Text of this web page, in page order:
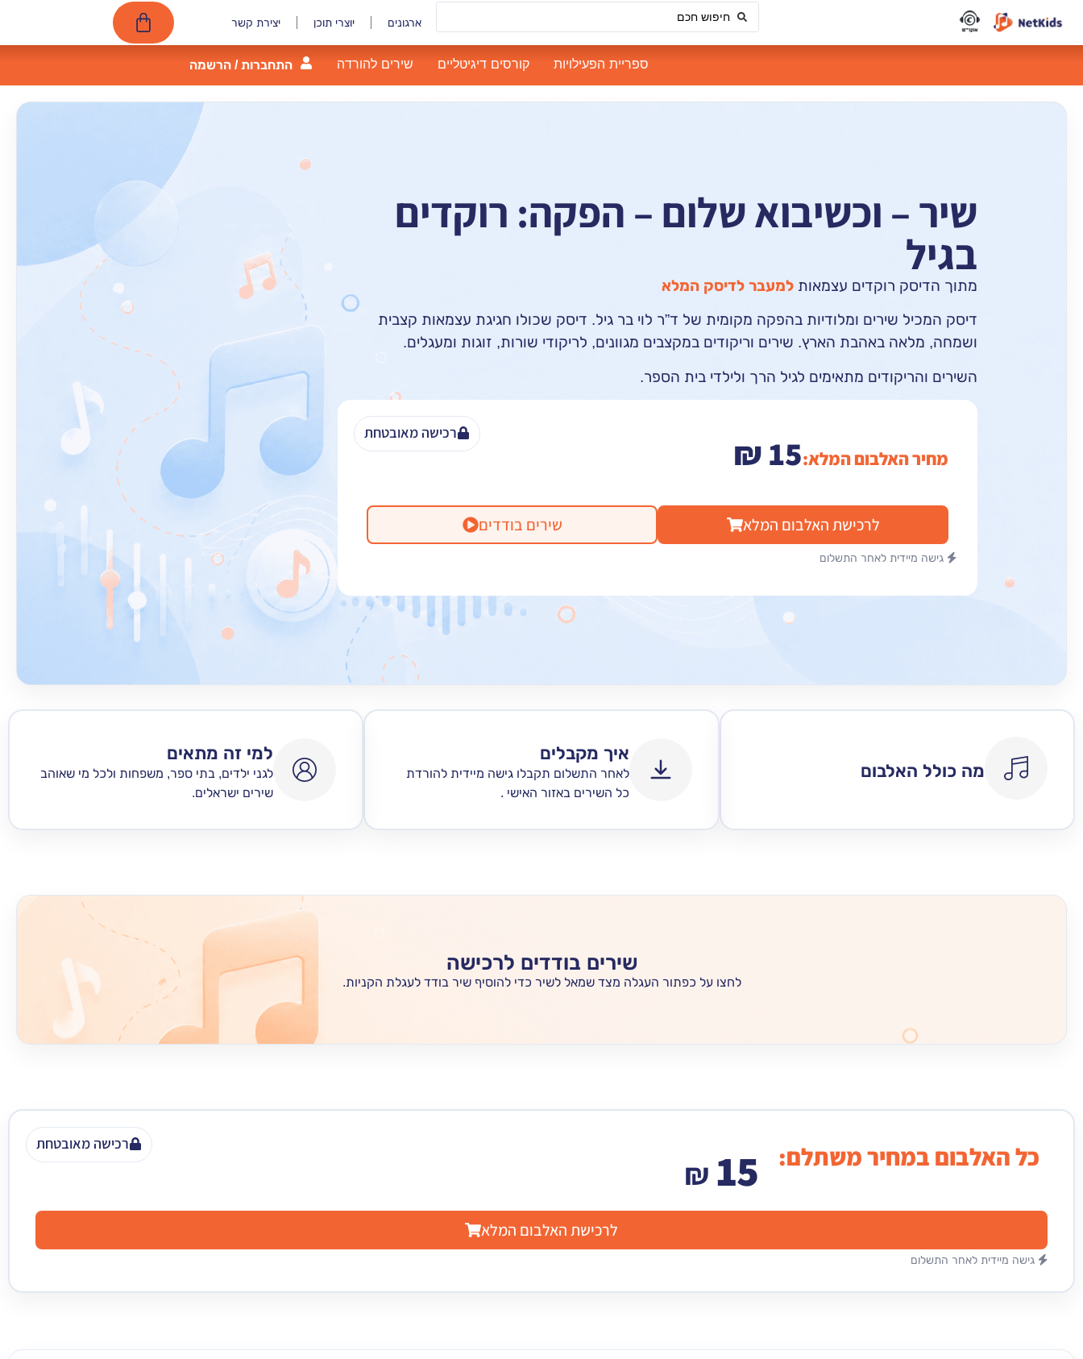
ארגונים יוצרי תוכן יצירת קשר
ספריית הפעילויות קורסים דיגיטליים שירים להורדה התחברות / הרשמה
שיר – וכשיבוא שלום – הפקה: רוקדים
בגיל
מתוך הדיסק רוקדים עצמאות למעבר לדיסק המלא
דיסק המכיל שירים ומלודיות בהפקה מקומית של ד”ר לוי בר גיל. דיסק שכולו חגיגת עצמאות קצבית
ושמחה, מלאה באהבת הארץ. שירים וריקודים במקצבים מגוונים, לריקודי שורות, זוגות ומעגלים.
השירים והריקודים מתאימים לגיל הרך ולילדי בית הספר.
מחיר האלבום המלא: ₪15
לרכישת האלבום המלא שירים בודדים
גישה מיידית לאחר התשלום
רכישה מאובטחת
מה כולל האלבום
איך מקבלים
לאחר התשלום תקבלו גישה מיידית להורדת
כל השירים באזור האישי .
למי זה מתאים
לגני ילדים, בתי ספר, משפחות ולכל מי שאוהב
שירים ישראלים.
שירים בודדים לרכישה
לחצו על כפתור העגלה מצד שמאל לשיר כדי להוסיף שיר בודד לעגלת הקניות.
רכישה מאובטחת כל האלבום במחיר משתלם: ₪ 15
לרכישת האלבום המלא
גישה מיידית לאחר התשלום